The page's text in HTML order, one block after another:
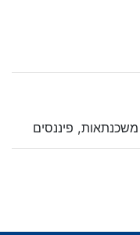
משכנתאות, פיננסים